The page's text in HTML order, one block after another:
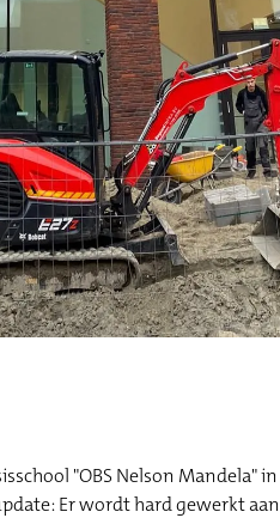
"OBS Nelson Mandela"
Er wordt hard gewerkt